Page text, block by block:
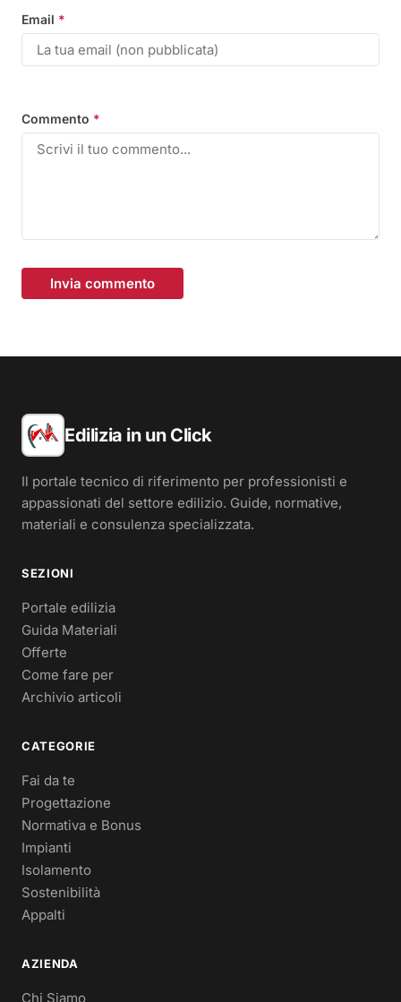
Email *
Commento *
Invia commento
Edilizia in un Click
Il portale tecnico di riferimento per professionisti e
appassionati del settore edilizio. Guide, normative,
materiali e consulenza specializzata.
SEZIONI
Portale edilizia
Guida Materiali
Offerte
Come fare per
Archivio articoli
CATEGORIE
Fai da te
Progettazione
Normativa e Bonus
Impianti
Isolamento
Sostenibilità
Appalti
AZIENDA
Chi Siamo